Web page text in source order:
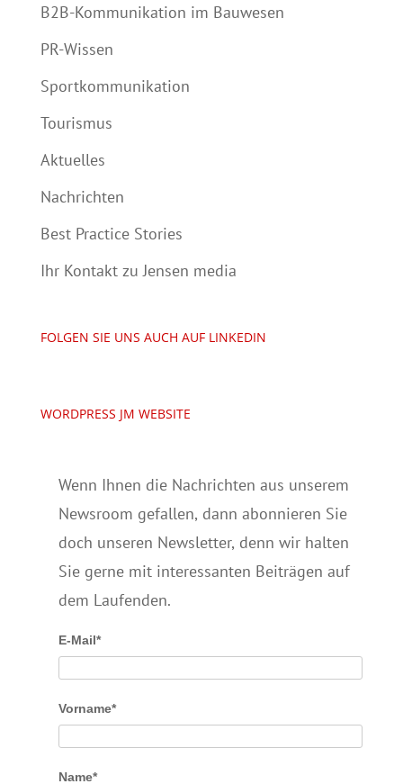
B2B-Kommunikation im Bauwesen
PR-Wissen
Sportkommunikation
Tourismus
Aktuelles
Nachrichten
Best Practice Stories
Ihr Kontakt zu Jensen media
FOLGEN SIE UNS AUCH AUF LINKEDIN
WORDPRESS JM WEBSITE
Wenn Ihnen die Nachrichten aus unserem
Newsroom gefallen, dann abonnieren Sie
doch unseren Newsletter, denn wir halten
Sie gerne mit interessanten Beiträgen auf
dem Laufenden.
E-Mail*
Vorname*
Name*